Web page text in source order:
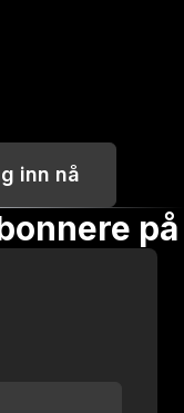
inn nå
på